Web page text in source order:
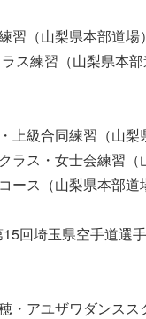
（山梨県本部道場）
ス練習（山梨県本部
級合同練習（山梨
ス・女士会練習（
ス（山梨県本部道
埼玉県空手道選
アユザワダンスス